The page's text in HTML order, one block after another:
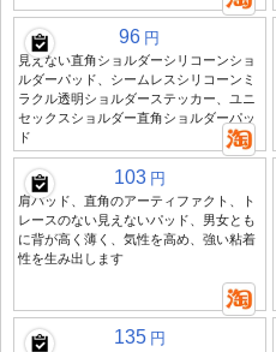
96 円
見えない直角ショルダーシリコーンショ
ルダーパッド、シームレスシリコーンミ
ラクル透明ショルダーステッカー、ユニ
セックスショルダー直角ショルダーパッ
ド
103 円
肩パッド、直角のアーティファクト、ト
レースのない見えないパッド、男女とも
に背が高く薄く、気性を高め、強い粘着
性を生み出します
135 円